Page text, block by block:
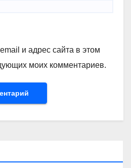
и адрес сайта в этом
моих комментариев.